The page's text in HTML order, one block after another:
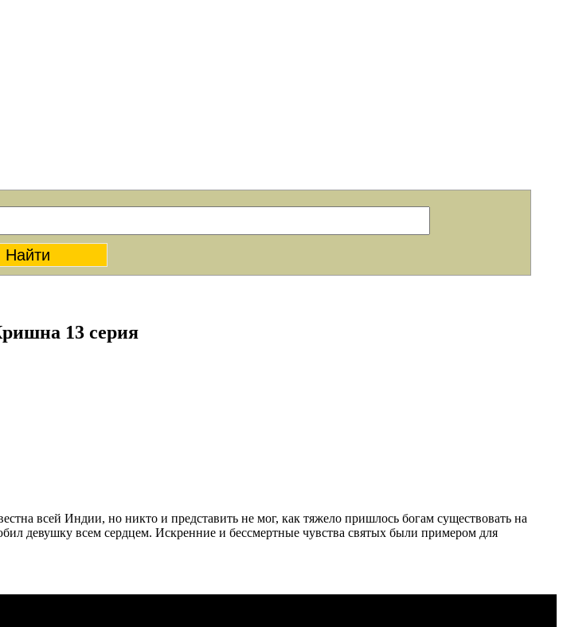
13 серия
всей Индии, но никто и представить не мог, как тяжело пришлось богам существовать на
девушку всем сердцем. Искренние и бессмертные чувства святых были примером для